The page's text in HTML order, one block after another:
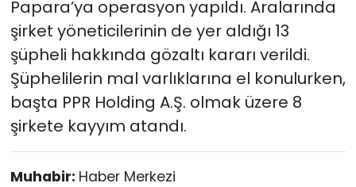
Papara’ya operasyon yapıldı. Aralarında
şirket yöneticilerinin de yer aldığı 13
şüpheli hakkında gözaltı kararı verildi.
Şüphelilerin mal varlıklarına el konulurken,
başta PPR Holding A.Ş. olmak üzere 8
şirkete kayyım atandı.
Muhabir: Haber Merkezi